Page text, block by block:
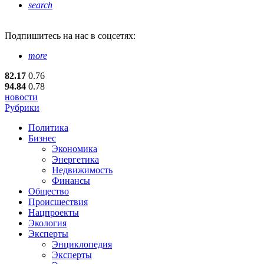
search
Подпишитесь на нас в соцсетях:
more
82.17 0.76
94.84 0.78
новости
Рубрики
Политика
Бизнес
Экономика
Энергетика
Недвижимость
Финансы
Общество
Происшествия
Нацпроекты
Экология
Эксперты
Энциклопедия
Эксперты